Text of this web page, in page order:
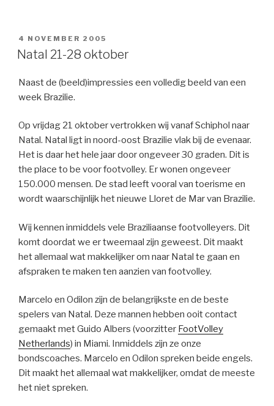
GEPLAATST
OP
4 NOVEMBER 2005
Natal 21-28 oktober
Naast de (beeld)impressies een volledig beeld van een
week Brazilie.
Op vrijdag 21 oktober vertrokken wij vanaf Schiphol naar
Natal. Natal ligt in noord-oost Brazilie vlak bij de evenaar.
Het is daar het hele jaar door ongeveer 30 graden. Dit is
the place to be voor footvolley. Er wonen ongeveer
150.000 mensen. De stad leeft vooral van toerisme en
wordt waarschijnlijk het nieuwe Lloret de Mar van Brazilie.
Wij kennen inmiddels vele Braziliaanse footvolleyers. Dit
komt doordat we er tweemaal zijn geweest. Dit maakt
het allemaal wat makkelijker om naar Natal te gaan en
afspraken te maken ten aanzien van footvolley.
Marcelo en Odilon zijn de belangrijkste en de beste
spelers van Natal. Deze mannen hebben ooit contact
gemaakt met Guido Albers (voorzitter FootVolley
Netherlands) in Miami. Inmiddels zijn ze onze
bondscoaches. Marcelo en Odilon spreken beide engels.
Dit maakt het allemaal wat makkelijker, omdat de meeste
het niet spreken.